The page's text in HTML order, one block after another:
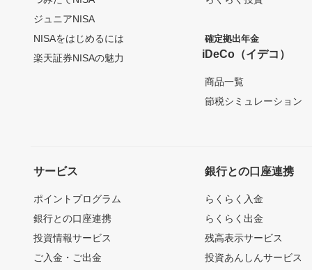
ジュニアNISA
NISAをはじめるには
楽天証券NISAの魅力
確定拠出年金
iDeCo（イデコ）
商品一覧
節税シミュレーション
サービス
ポイントプログラム
銀行との口座連携
投資情報サービス
ご入金・ご出金
銀行との口座連携
らくらく入金
らくらく出金
残高表示サービス
投資あんしんサービス